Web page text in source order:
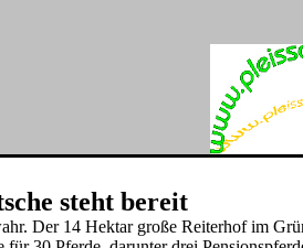
steht bereit
Der 14 Hektar große Reiterhof im